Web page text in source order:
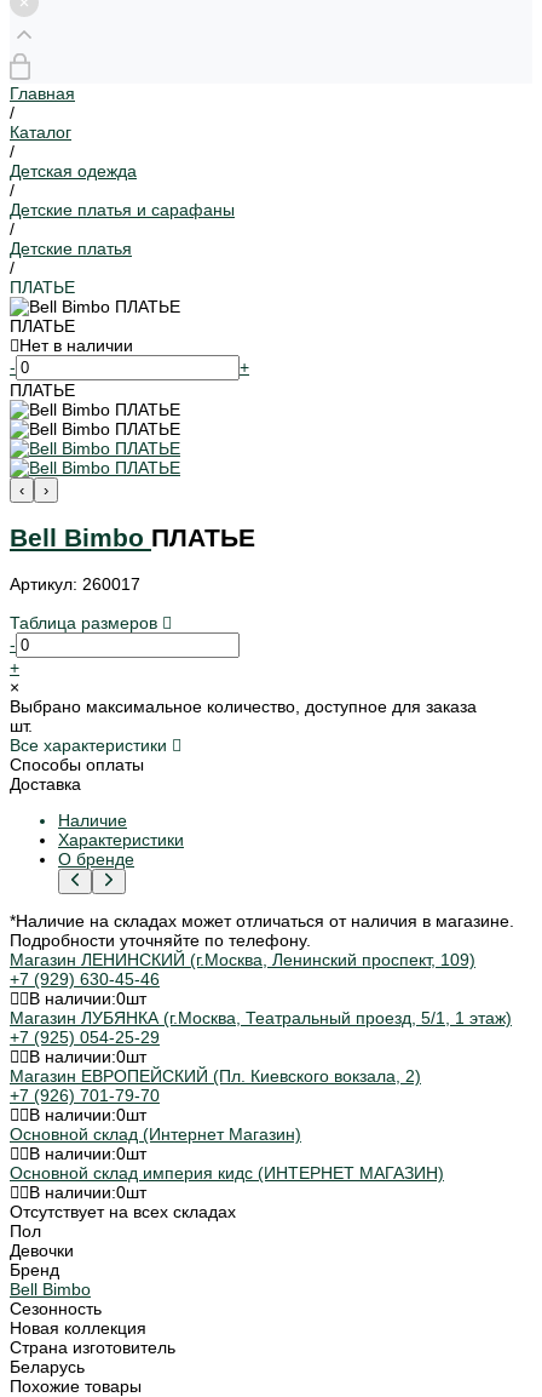
Главная
/
Каталог
/
Детская одежда
/
Детские платья и сарафаны
/
Детские платья
/
ПЛАТЬЕ
ПЛАТЬЕ
Нет в наличии
-
+
ПЛАТЬЕ
‹ ›
Bell Bimbo ПЛАТЬЕ
Артикул: 260017
Таблица размеров
-
+
×
Выбрано максимальное количество, доступное для заказа
шт.
Все характеристики
Способы оплаты
Доставка
Наличие
Характеристики
О бренде
*Наличие на складах может отличаться от наличия в магазине.
Подробности уточняйте по телефону.
Магазин ЛЕНИНСКИЙ (г.Москва, Ленинский проспект, 109)
+7 (929) 630-45-46
В наличии:0шт
Магазин ЛУБЯНКА (г.Москва, Театральный проезд, 5/1, 1 этаж)
+7 (925) 054-25-29
В наличии:0шт
Магазин ЕВРОПЕЙСКИЙ (Пл. Киевского вокзала, 2)
+7 (926) 701-79-70
В наличии:0шт
Основной склад (Интернет Магазин)
В наличии:0шт
Основной склад империя кидс (ИНТЕРНЕТ МАГАЗИН)
В наличии:0шт
Отсутствует на всех складах
Пол
Девочки
Бренд
Bell Bimbo
Сезонность
Новая коллекция
Страна изготовитель
Беларусь
Похожие товары